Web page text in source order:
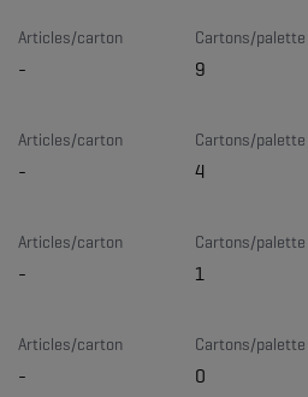
Articles/carton
-
Cartons/palette
9
Articles/carton
-
Cartons/palette
4
Articles/carton
-
Cartons/palette
1
Articles/carton
-
Cartons/palette
0